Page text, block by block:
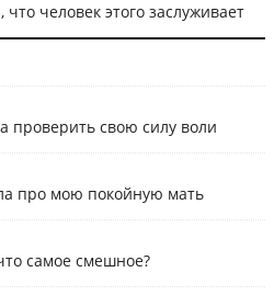
человек этого заслуживает
проверить свою силу воли
про мою покойную мать
самое смешное?